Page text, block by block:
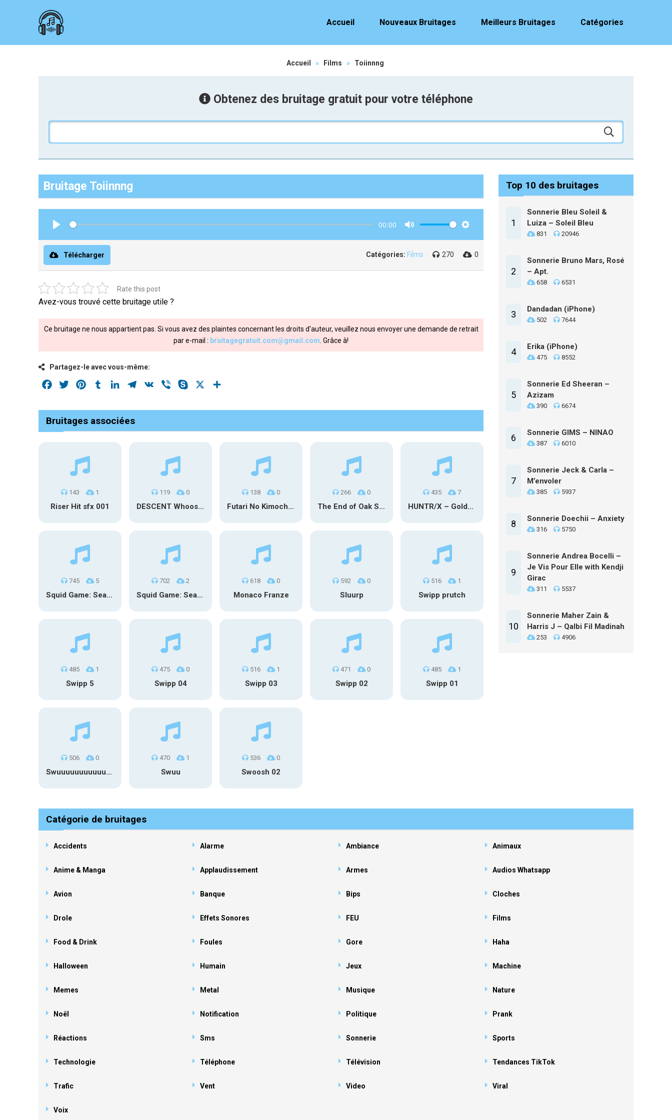
Accueil Nouveaux Bruitages Meilleurs Bruitages Catégories
Accueil » Films » Toiinnng
Obtenez des bruitage gratuit pour votre téléphone
Bruitage Toiinnng
00:00
Télécharger Catégories: Films 270 0
Rate this post
Avez-vous trouvé cette bruitage utile ?
Ce bruitage ne nous appartient pas. Si vous avez des plaintes concernant les droits d'auteur, veuillez nous envoyer une demande de retrait
par e-mail : bruitagegratuit.com@gmail.com . Grâce à!
Partagez-le avec vous-même:
Facebook
Twitter PinterestTumblrLinkedInTelegram
VK Viber Skype
Bruitages associées
143 1
Riser Hit sfx 001
119 0
DESCENT Whoosh – Long
138 0
Futari No Kimochi (OST Inuyasha)
266 0
The End of Oak Street Trailer
435 7
HUNTR/X – Golden (Glowin’ Version)
745 5
Squid Game: Season 3 | Final Games
702 2
Squid Game: Season 3
618 0
Monaco Franze
592 0
Sluurp
516 1
Swipp prutch
485 1
Swipp 5
475 0
Swipp 04
516 1
Swipp 03
471 0
Swipp 02
485 1
Swipp 01
506 0
Swuuuuuuuuuuuuuuuuuuuuuu
470 1
Swuu
536 0
Swoosh 02
Top 10 des bruitages
1
Sonnerie Bleu Soleil &
Luiza – Soleil Bleu
831 20946
2
Sonnerie Bruno Mars, Rosé
– Apt.
658 6531
3 Dandadan (iPhone)
502 7644
4 Erika (iPhone)
475 8552
5
Sonnerie Ed Sheeran –
Azizam
390 6674
6 Sonnerie GIMS – NINAO
387 6010
7
Sonnerie Jeck & Carla –
M’envoler
385 5937
8 Sonnerie Doechii – Anxiety
316 5750
9
Sonnerie Andrea Bocelli –
Je Vis Pour Elle with Kendji
Girac
311 5537
10
Sonnerie Maher Zain &
Harris J – Qalbi Fil Madinah
253 4906
Catégorie de bruitages
Accidents Alarme Ambiance Animaux
Anime & Manga Applaudissement Armes Audios Whatsapp
Avion Banque Bips Cloches
Drole Effets Sonores FEU Films
Food & Drink Foules Gore Haha
Halloween Humain Jeux Machine
Memes Metal Musique Nature
Noël Notification Politique Prank
Réactions Sms Sonnerie Sports
Technologie Téléphone Télévision Tendances TikTok
Trafic Vent Video Viral
Voix